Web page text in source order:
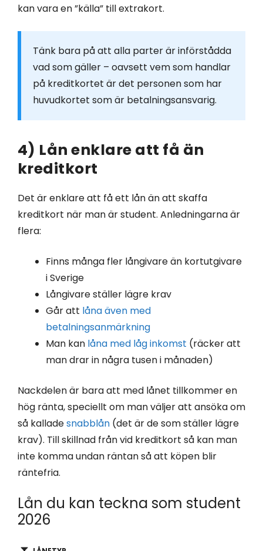
kan vara en ”källa” till extrakort.
Tänk bara på att alla parter är införstådda
vad som gäller – oavsett vem som handlar
på kreditkortet är det personen som har
huvudkortet som är betalningsansvarig.
4) Lån enklare att få än
kreditkort
Det är enklare att få ett lån än att skaffa
kreditkort när man är student. Anledningarna är
flera:
Finns många fler långivare än kortutgivare
i Sverige
Långivare ställer lägre krav
Går att låna även med
betalningsanmärkning
Man kan låna med låg inkomst (räcker att
man drar in några tusen i månaden)
Nackdelen är bara att med lånet tillkommer en
hög ränta, speciellt om man väljer att ansöka om
så kalladesnabblån (det är de som ställer lägre
krav). Till skillnad från vid kreditkort så kan man
inte komma undan räntan så att köpen blir
räntefria.
Lån du kan teckna som student
2026